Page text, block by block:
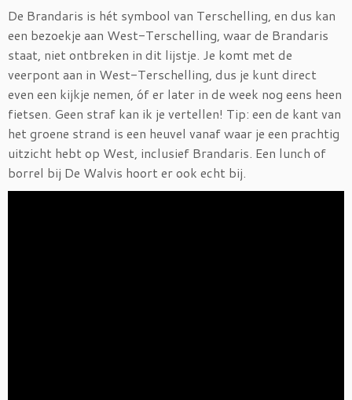
De Brandaris is hét symbool van Terschelling, en dus kan
een bezoekje aan West-Terschelling, waar de Brandaris
staat, niet ontbreken in dit lijstje. Je komt met de
veerpont aan in West-Terschelling, dus je kunt direct
even een kijkje nemen, óf er later in de week nog eens heen
fietsen. Geen straf kan ik je vertellen! Tip: een de kant van
het groene strand is een heuvel vanaf waar je een prachtig
uitzicht hebt op West, inclusief Brandaris. Een lunch of
borrel bij De Walvis hoort er ook echt bij.